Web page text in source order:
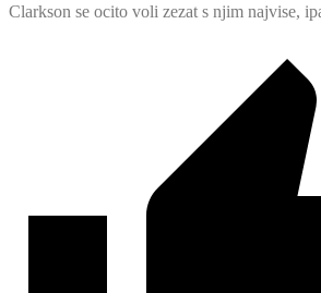
Clarkson se ocito voli zezat s njim najvise,